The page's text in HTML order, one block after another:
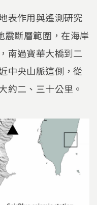
表作用與遙測研究
震斷層範圍，在海岸
南過寶華大橋到二
中央山脈這側，從
約二、三十公里。